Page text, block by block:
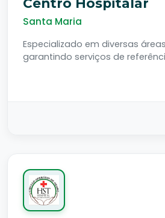
Santa Maria
Especializado em diversas
garantindo serviços de